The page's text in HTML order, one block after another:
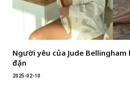
Người yêu của Jude
đặn
2025-02-10